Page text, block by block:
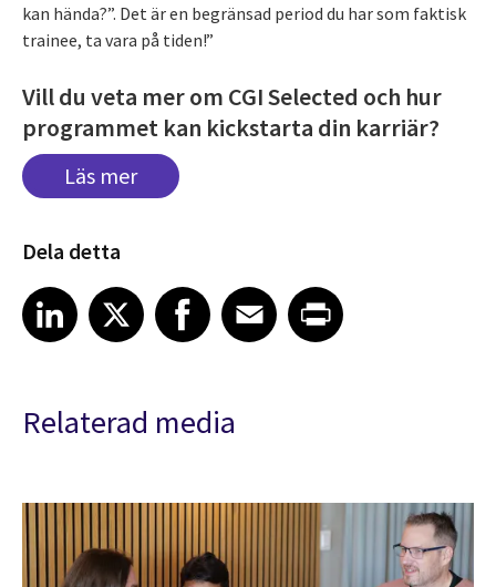
kan hända?”. Det är en begränsad period du har som faktisk
trainee, ta vara på tiden!”
Vill du veta mer om CGI Selected och hur
programmet kan kickstarta din karriär?
Läs mer
Dela detta
Share article on LinkedIn
LinkedIn
Share article on XShare article on Facebook
Facebook
Share article on Email
EmailShare article on Print
Relaterad media